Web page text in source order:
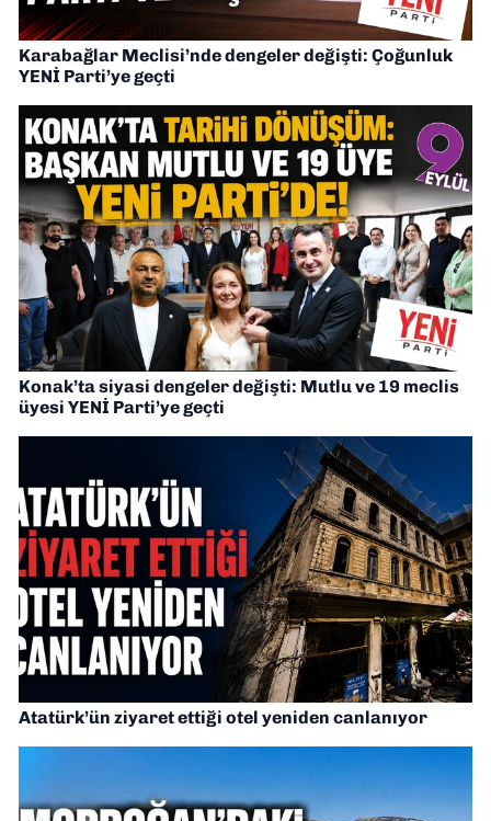
Karabağlar Meclisi’nde dengeler değişti: Çoğunluk
YENİ Parti’ye geçti
Konak’ta siyasi dengeler değişti: Mutlu ve 19 meclis
üyesi YENİ Parti’ye geçti
Atatürk’ün ziyaret ettiği otel yeniden canlanıyor